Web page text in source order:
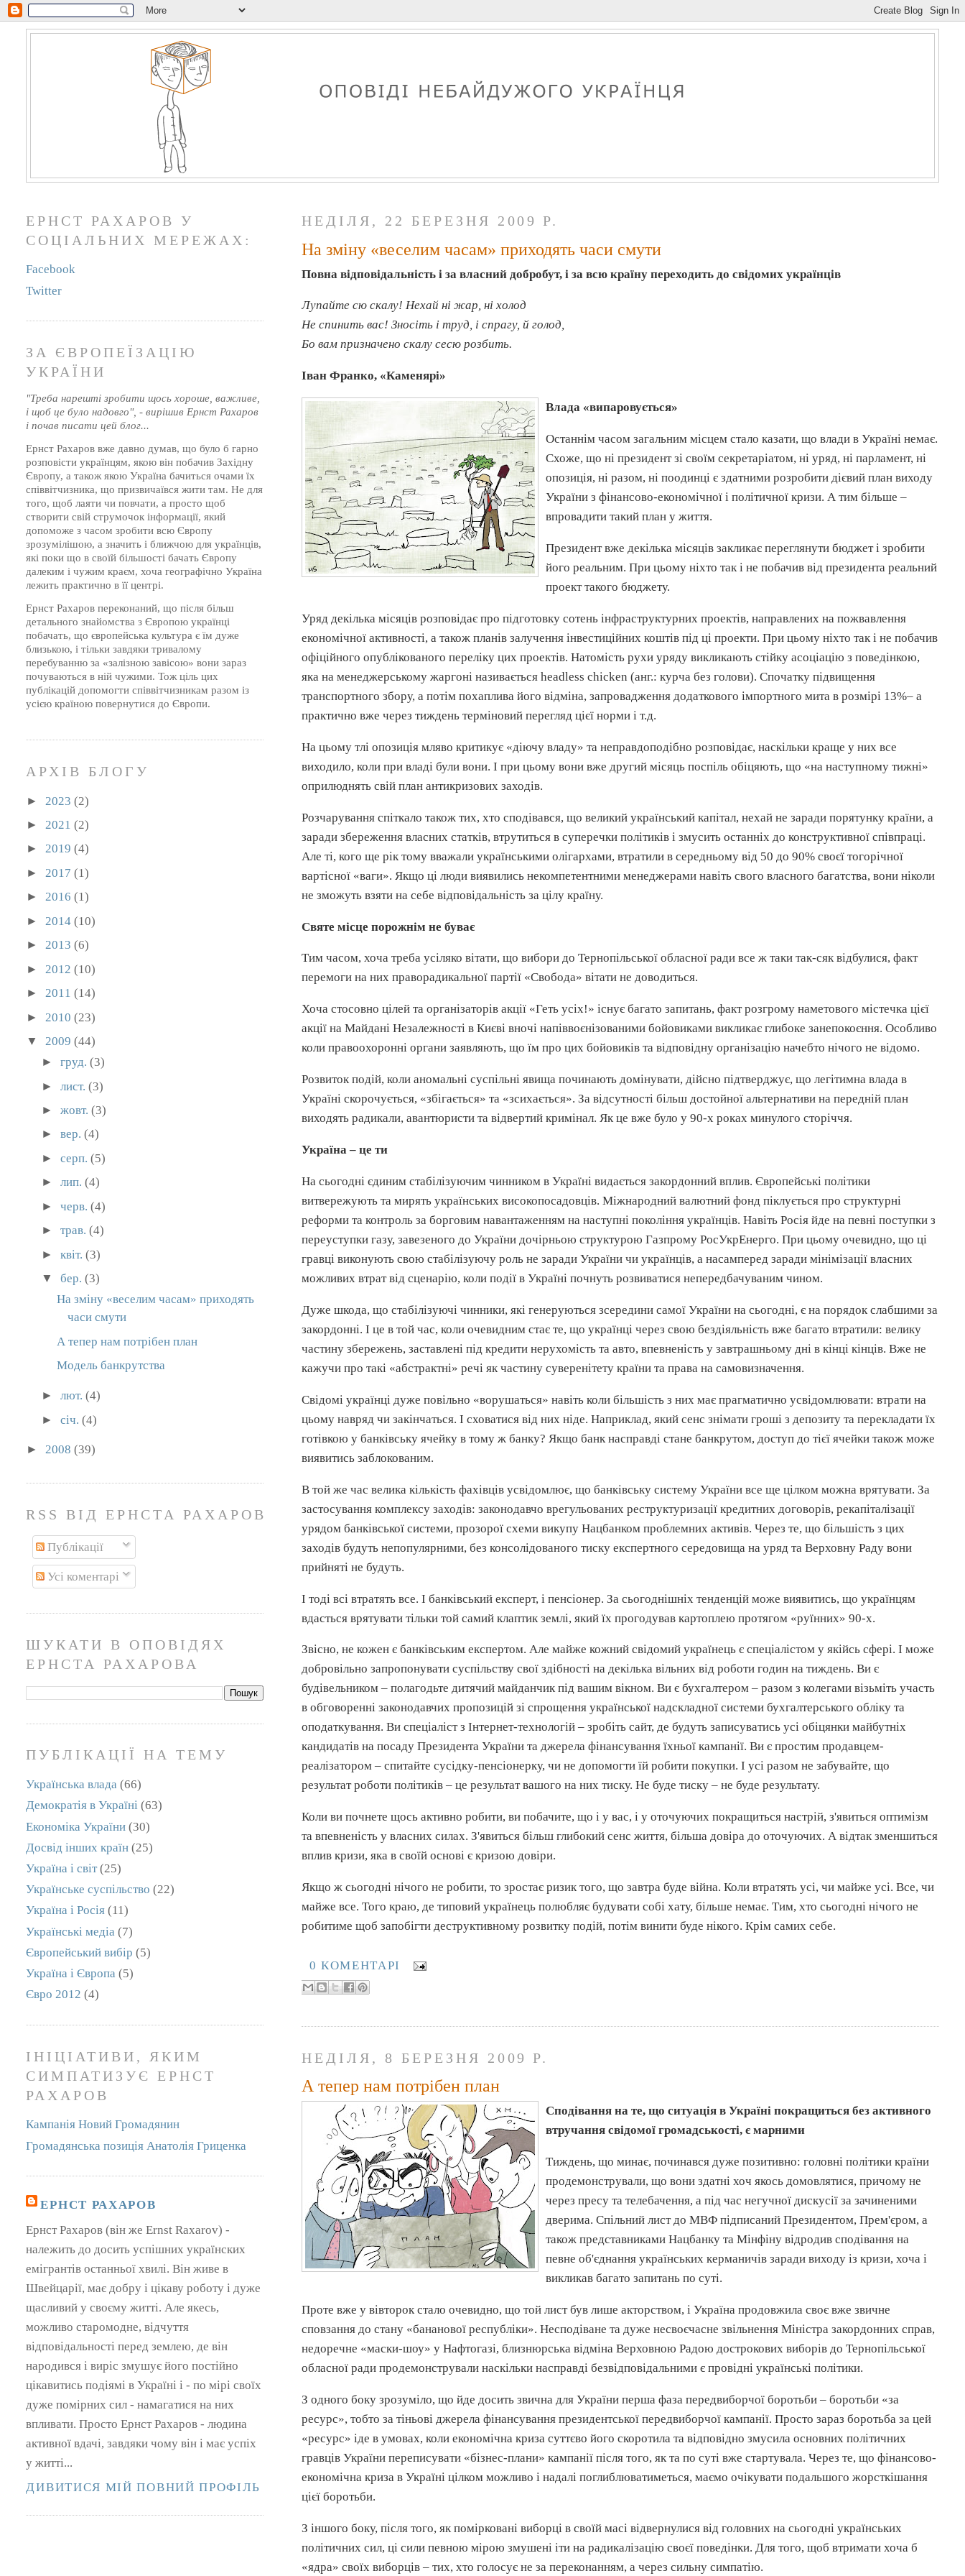
НЕДІЛЯ, 22 БЕРЕЗНЯ 2009 Р.
На зміну «веселим часам» приходять часи смути
Повна відповідальність і за власний добробут, і за всю країну переходить до свідомих українців
Лупайте сю скалу! Нехай ні жар, ні холод
Не спинить вас! Зносіть і труд, і спрагу, й голод,
Бо вам призначено скалусесю розбить.
Іван Франко, «Каменярі»
Влада «випаровується»
Останнім часом загальним місцем стало казати, що влади в Україні немає.
Схоже, що ні президент зі своїм секретаріатом, ні уряд, ні парламент, ні
опозиція, ні разом, ні поодинці є здатними розробити дієвий план виходу
України з фінансово-економічної і політичної кризи. А тим більше –
впровадити такий план у життя.
Президент вже декілька місяців закликає переглянути бюджет і зробити
його реальним. При цьому ніхто так і не побачив від президента реальний
проект такого бюджету.
Уряд декілька місяців розповідає про підготовку сотеньінфраструктурних проектів, направлених на пожвавлення
економічної активності, а також планів залучення інвестиційних коштів під ці проекти. При цьому ніхто так і не побачив
офіційного опублікованого переліку цих проектів. Натомість рухи уряду викликають стійку асоціацію з поведінкою,
яка наменеджерському жаргоні називаєтьсяheadless chicken (анг.: курча без голови). Спочатку підвищення
транспортного збору, а потімпохаплива його відміна, запровадження додаткового імпортного мита в розмірі 13%– а
практично вже через тиждень терміновий перегляд цієї норми і т.д.
На цьому тлі опозиція мляво критикує «діючу владу» та неправдоподібно розповідає, наскільки краще у них все
виходило, коли при владі були вони. І при цьому вони вже другий місяць поспіль обіцяють, що «на наступному тижні»
оприлюднять свій план антикризових заходів.
Розчарування спіткало також тих, хто сподівався, що великий український капітал, нехай не заради порятунку країни, а
заради збереження власних статків, втрутиться в суперечки політиків і змусить останніх до конструктивної співпраці.
Але ті, кого ще рік тому вважали українськими олігархами, втратили в середньому від 50 до 90% своєї тогорічної
вартісної «ваги». Якщо ці люди виявились некомпетентними менеджерами навіть свого власного багатства, вони ніколи
не зможуть взяти на себе відповідальність за цілу країну.
Святе місце порожнім не буває
Тим часом, хоча треба усіляко вітати, що вибори до Тернопільської обласної ради все ж такитак-сяквідбулися, факт
перемоги на нихправорадикальної партії «Свобода» вітати не доводиться.
Хоча стосовно цілей та організаторів акції «Геть усіх!» існує багато запитань, факт розгрому наметового містечка цієї
акції на Майдані Незалежності в Києві вночінапіввоєнізованими бойовиками викликає глибоке занепокоєння. Особливо
коли правоохоронні органи заявляють, що їм про цих бойовиків та відповідну організацію начебто нічого не відомо.
Розвиток подій, коли аномальні суспільні явища починають домінувати, дійсно підтверджує, що легітимна влада в
Україні скорочується, «збігається» та «зсихається». За відсутності більш достойної альтернативи на передній план
виходять радикали, авантюристи та відвертий кримінал. Як це вже було у 90-х роках минулого сторіччя.
Україна – це ти
На сьогодні єдиним стабілізуючим чинником в Україні видається закордонний вплив. Європейські політики
витвережують та мирять українськихвисокопосадовців. Міжнародний валютний фонд піклується про структурні
реформи та контроль за борговим навантаженням на наступні покоління українців. Навіть Росія йде на певні поступки з
переуступки газу, завезеного до України дочірньою структурою ГазпромуРосУкрЕнерго. При цьому очевидно, що ці
гравці виконують свою стабілізуючу роль не заради України чи українців, а насамперед заради мінімізації власних
можливих втрат від сценарію, коли події в Україні почнуть розвиватисянепередбачуваним чином.
Дуже шкода, що стабілізуючі чинники, які генеруються зсередини самої України на сьогодні, є на порядок слабшими за
закордонні. І це в той час, коли очевидним стає те, що українці через свою бездіяльність вже багато втратили: велику
частину збережень, заставлені під кредити нерухомість та авто, впевненість у завтрашньому дні в кінці кінців. Вже не
кажучи про такі «абстрактні» речі як частину суверенітету країни та права на самовизначення.
Свідомі українці дуже повільно «ворушаться» навіть коли більшість з них має прагматично усвідомлювати: втрати на
цьому навряд чи закінчаться. І сховатися від них ніде. Наприклад, який сенс знімати гроші з депозиту та перекладати їх
готівкою у банківськуячейку в тому ж банку? Якщо банк насправді стане банкрутом, доступ до тієїячейки також може
виявитись заблокованим.
В той же час велика кількість фахівців усвідомлює, що банківську систему України все ще цілком можна врятувати. За
застосування комплексу заходів: законодавчо врегульованих реструктуризації кредитних договорів,рекапіталізації
урядом банківської системи, прозорої схеми викупуНацбанком проблемних активів. Через те, що більшість з цих
заходів будутьнепопулярними, без консолідованого тиску експертного середовища на уряд та Верховну Раду вони
прийняті не будуть.
І тоді всі втратять все. І банківський експерт, і пенсіонер. За сьогоднішніх тенденцій може виявитись, що українцям
вдасться врятувати тільки той самий клаптик землі, який їх прогодував картоплею протягом «руїнних» 90-х.
Звісно, не кожен є банківським експертом. Але майже кожний свідомий українець є спеціалістом у якійсь сфері. І може
добровільно запропонувати суспільству свої здібності на декілька вільних від роботи годин на тиждень. Ви є
будівельником – полагодьте дитячий майданчик під вашим вікном. Ви є бухгалтером – разом з колегами візьміть участь
в обговоренні законодавчих пропозицій зі спрощення української надскладної системи бухгалтерського обліку та
оподаткування. Ви спеціаліст зІнтернет-технологій – зробітьсайт, де будуть записуватись усі обіцянки майбутніх
кандидатів на посаду Президента України таджерела фінансування їхньої кампанії. Ви є простимпродавцем-
реалізатором – спитайтесусідку-пенсіонерку, чи не допомогти їй робити покупки. І усі разом не забувайте, що
результат роботи політиків – це результат вашого на них тиску. Не буде тиску – не буде результату.
Коли ви почнете щось активно робити, ви побачите, що і у вас, і у оточуючих покращиться настрій, з'явиться оптимізм
та впевненість у власних силах. З'явиться більш глибокий сенс життя, більша довіра до оточуючих. А відтак зменшиться
вплив кризи, яка в своїй основі є кризою довіри.
Якщо ж сьогодні нічого не робити, то зростає ризик того, що завтра буде війна. Коли втратять усі, чи майже усі. Все, чи
майже все. Того краю, де типовий українець полюбляє будувати собі хату, більше немає. Тим, хто сьогодні нічого не
робитиме щоб запобігти деструктивному розвитку подій, потім винити буде нікого. Крім самих себе.
0 КОМЕНТАРІ
НЕДІЛЯ, 8 БЕРЕЗНЯ 2009 Р.
А тепер нам потрібен план
Сподівання на те, що ситуація в Україні покращиться без активного
втручання свідомої громадськості, є марними
Тиждень, що минає, починався дуже позитивно: головні політики країни
продемонстрували, що вони здатні хоч якось домовлятися, причому не
через пресу та телебачення, а під час негучної дискусії за зачиненими
дверима. Спільний лист до МВФ підписаний Президентом, Прем'єром, а
також представниками Нацбанку та Мінфіну відродив сподівання на
певне об'єднання українських керманичів заради виходу із кризи, хоча і
викликав багато запитань по суті.
Проте вже у вівторок стало очевидно, що той лист був лише акторством, і Україна продовжила своє вже звичне
сповзання до стану «бананової республіки». Несподіване та дуже несвоєчасне звільнення Міністра закордонних справ,
недоречне «маски-шоу» уНафтогазі,близнюрська відміна Верховною Радою дострокових виборів до Тернопільської
обласної ради продемонстрували наскільки насправді безвідповідальними є провідні українські політики.
З одного боку зрозуміло, що йде досить звична для України перша фаза передвиборчої боротьби – боротьби «за
ресурс», тобто за тіньові джерела фінансування президентської передвиборчої кампанії. Просто зараз боротьба за цей
«ресурс» іде в умовах, коли економічна криза суттєво його скоротила та відповідно змусила основних політичних
гравців України переписувати «бізнес-плани» кампанії після того, як та по суті вже стартувала. Через те, що фінансово-
економічна криза в Україні цілком можливо і надалі поглиблюватиметься, маємо очікувати подальшогожорсткішання
цієї боротьби.
З іншого боку, після того, як помірковані виборці в своїй масі відвернулися від головних на сьогодні українських
політичних сил, ці сили певною мірою змушені іти нарадикалізацію своєї поведінки. Для того, щоб втримати хоча б
«ядра» своїх виборців – тих, хто голосує не за переконанням, а через сильну симпатію.
ЕРНСТ РАХАРОВ У
СОЦІАЛЬНИХ МЕРЕЖАХ:
Facebook
Twitter
ЗА ЄВРОПЕЇЗАЦІЮ
УКРАЇНИ
"Треба нарешті зробити щось хороше, важливе,
і щоб це було надовго", - вирішив Ернст Рахаров
і почав писати цей блог...
Ернст Рахаров вже давно думав, що було б гарно
розповісти українцям, якою він побачив Західну
Європу, а також якою Україна бачиться очами їх
співвітчизника, що призвичаївся жити там. Не для
того, щоб лаяти чи повчати, а просто щоб
створити свій струмочок інформації, який
допоможе з часом зробити всю Європу
зрозумілішою, а значить і ближчою для українців,
які поки що в своїй більшості бачать Європу
далеким і чужим краєм, хоча географічно Україна
лежить практично в її центрі.
Ернст Рахаров переконаний, що після більш
детального знайомства з Європою українці
побачать, що європейська культура є їм дуже
близькою, і тільки завдяки тривалому
перебуванню за «залізною завісою» вони зараз
почуваються в ній чужими. Тож ціль цих
публікацій допомогти співвітчизникам разом із
усією країною повернутися до Європи.
АРХІВ БЛОГУ
► 2023(2)
►2021(2)
►2019(4)
►2017(1)
►2016(1)
► 2014(10)
►2013(6)
► 2012(10)
►2011(14)
► 2010(23)
▼2009(44)
► груд. (3)
► лист. (3)
► жовт. (3)
► вер. (4)
► серп. (5)
► лип. (4)
► черв. (4)
► трав. (4)
► квіт. (3)
▼ бер. (3)
На зміну «веселим часам» приходять
часи смути
А тепер нам потрібен план
Модель банкрутства
► лют. (4)
► січ. (4)
►2008(39)
RSS ВІД ЕРНСТА РАХАРОВА
Публікації
Усі коментарі
ШУКАТИ В ОПОВІДЯХ
ЕРНСТА РАХАРОВА
ПУБЛІКАЦІЇ НА ТЕМУ
Українська влада (66)
Демократія в Україні (63)
Економіка України (30)
Досвід інших країн (25)
Україна і світ (25)
Українське суспільство (22)
Україна і Росія (11)
Українські медіа (7)
Європейський вибір (5)
Україна і Європа (5)
Євро 2012 (4)
ІНІЦІАТИВИ, ЯКИМ
СИМПАТИЗУЄ ЕРНСТ
РАХАРОВ
Кампанія Новий Громадянин
Громадянська позиція Анатолія Гриценка
ЕРНСТ РАХАРОВ
Ернст Рахаров (він же Ernst Raxarov) -
належить до досить успішних українских
емігрантів останньої хвилі. Він живе в
Швейцарії, має добру і цікаву роботу і дуже
щасливий у своєму житті. Але якесь,
можливо старомодне, відчуття
відповідальності перед землею, де він
народився і виріс змушує його постійно
цікавитись подіямі в Україні і - по мірі своїх
дуже помірних сил - намагатися на них
впливати. Просто Ернст Рахаров - людина
активної вдачі, завдяки чому він і має успіх
у житті...
ДИВИТИСЯ МІЙ ПОВНИЙ ПРОФІЛЬ